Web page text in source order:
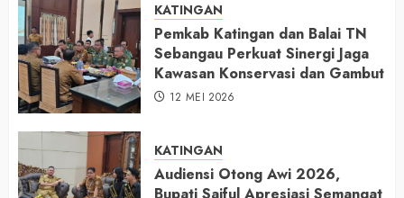
KATINGAN
Pemkab Katingan dan Balai TN
Sebangau Perkuat Sinergi Jaga
Kawasan Konservasi dan Gambut
12 MEI 2026
KATINGAN
Audiensi Otong Awi 2026,